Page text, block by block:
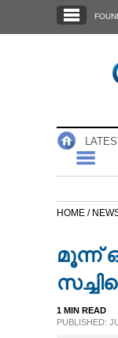
NOTIFIED NEWS
NEWS 360
CASE DIARY
HOME /
മൂന്ന്
1 MIN READ
PUBLISHED: